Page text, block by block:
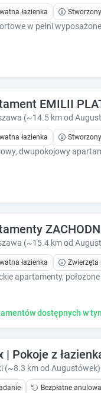
s
t
e
y
h
e
k
e
o
d
s
o
łazienka
EMILII
(~14.5 km od
łazienka
(~15.4 km od
łazienka Zwierzęta
dostępnych w
| Pokoje z
(~8.3 km od Augustówek)
Bezpłatne